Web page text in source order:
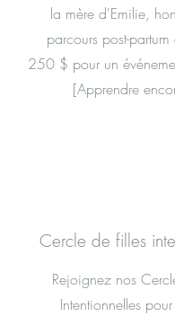
la mère d'Emilie,
parcours post-partum
250 $ pour un
[Apprendre
Cercle de filles
Rejoignez nos
Intentionnelles